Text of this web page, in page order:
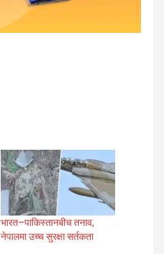
भारत–पाकिस्तानबीच तनाव,
नेपालमा उच्च सुरक्षा सर्तकता